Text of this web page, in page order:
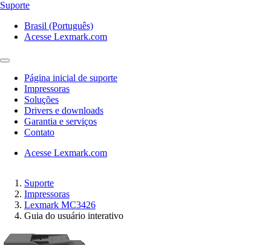
Suporte
Brasil (Português)
Acesse Lexmark.com
Página inicial de suporte
Impressoras
Soluções
Drivers e downloads
Garantia e serviços
Contato
Acesse Lexmark.com
Suporte
Impressoras
Lexmark MC3426
Guia do usuário interativo